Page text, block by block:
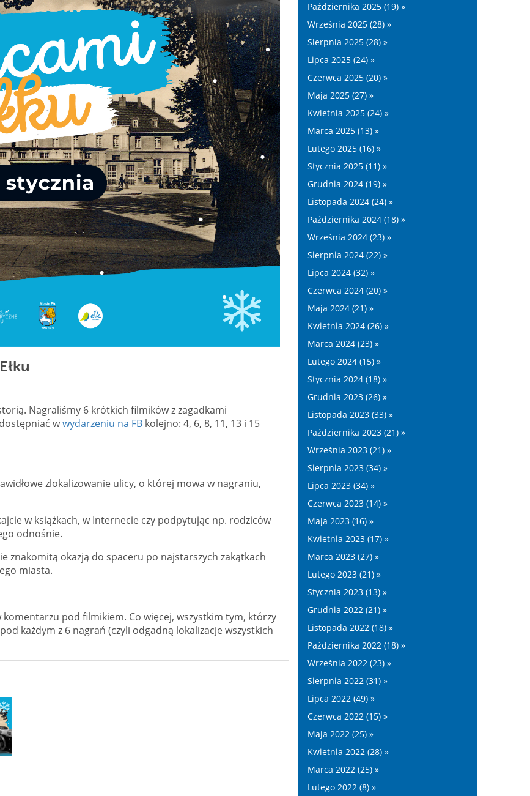
Nagraliśmy 6 krótkich filmików z zagadkami
wwydarzeniu na FB kolejno: 4, 6, 8, 11, 13 i 15
zlokalizowanie ulicy, o której mowa w nagraniu,
w książkach, w Internecie czy podpytując np. rodziców
odnośnie.
znakomitą okazją do spaceru po najstarszych zakątkach
miasta.
pod filmikiem. Co więcej, wszystkim tym, którzy
każdym z 6 nagrań (czyli odgadną lokalizacje wszystkich
Października 2025 (19) »
Września 2025 (28) »
Sierpnia 2025 (28) »
Lipca 2025 (24) »
Czerwca 2025 (20) »
Maja 2025 (27) »
Kwietnia 2025 (24) »
Marca 2025 (13) »
Lutego 2025 (16) »
Stycznia 2025 (11) »
Grudnia 2024 (19) »
Listopada 2024 (24) »
Października 2024 (18) »
Września 2024 (23) »
Sierpnia 2024 (22) »
Lipca 2024 (32) »
Czerwca 2024 (20) »
Maja 2024 (21) »
Kwietnia 2024 (26) »
Marca 2024 (23) »
Lutego 2024 (15) »
Stycznia 2024 (18) »
Grudnia 2023 (26) »
Listopada 2023 (33) »
Października 2023 (21) »
Września 2023 (21) »
Sierpnia 2023 (34) »
Lipca 2023 (34) »
Czerwca 2023 (14) »
Maja 2023 (16) »
Kwietnia 2023 (17) »
Marca 2023 (27) »
Lutego 2023 (21) »
Stycznia 2023 (13) »
Grudnia 2022 (21) »
Listopada 2022 (18) »
Października 2022 (18) »
Września 2022 (23) »
Sierpnia 2022 (31) »
Lipca 2022 (49) »
Czerwca 2022 (15) »
Maja 2022 (25) »
Kwietnia 2022 (28) »
Marca 2022 (25) »
Lutego 2022 (8) »